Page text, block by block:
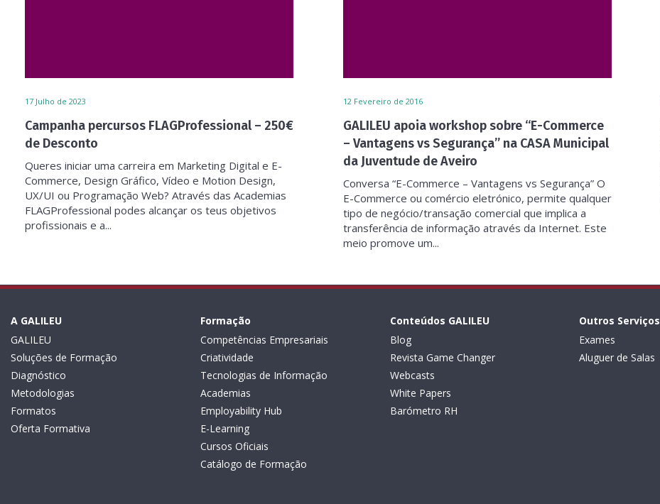
17 Julho de 2023
Campanha percursos FLAGProfessional – 250€
de Desconto
Queres iniciar uma carreira em Marketing Digital e E-
Commerce, Design Gráfico, Vídeo e Motion Design,
UX/UI ou Programação Web? Através das Academias
FLAGProfessional podes alcançar os teus objetivos
profissionais e a...
12 Fevereiro de 2016
GALILEU apoia workshop sobre “E-Commerce
– Vantagens vs Segurança” na CASA Municipal
da Juventude de Aveiro
Conversa “E-Commerce – Vantagens vs Segurança” O
E-Commerce ou comércio eletrónico, permite qualquer
tipo de negócio/transação comercial que implica a
transferência de informação através da Internet. Este
meio promove um...
A GALILEU
GALILEU
Soluções de Formação
Diagnóstico
Metodologias
Formatos
Oferta Formativa
Formação
Competências Empresariais
Criatividade
Tecnologias de Informação
Academias
Employability Hub
E-Learning
Cursos Oficiais
Catálogo de Formação
Conteúdos GALILEU
Blog
Revista Game Changer
Webcasts
White Papers
Barómetro RH
Outros Serviços
Exames
Aluguer de Salas